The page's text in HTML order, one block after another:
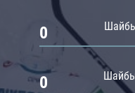
0
0